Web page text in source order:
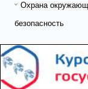
Охрана
безопасность